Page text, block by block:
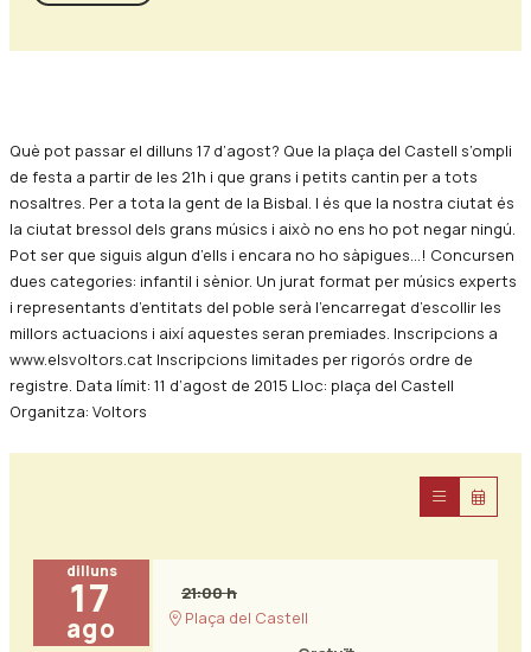
Què pot passar el dilluns 17 d’agost? Que la plaça del Castell s’ompli
de festa a partir de les 21h i que grans i petits cantin per a tots
nosaltres. Per a tota la gent de la Bisbal. I és que la nostra ciutat és
la ciutat bressol dels grans músics i això no ens ho pot negar ningú.
Pot ser que siguis algun d’ells i encara no ho sàpigues…! Concursen
dues categories: infantil i sènior. Un jurat format per músics experts
i representants d’entitats del poble serà l’encarregat d’escollir les
millors actuacions i així aquestes seran premiades. Inscripcions a
www.elsvoltors.cat Inscripcions limitades per rigorós ordre de
registre. Data límit: 11 d’agost de 2015 Lloc: plaça del Castell
Organitza: Voltors
dilluns
17
ago
21:00 h
Plaça del Castell